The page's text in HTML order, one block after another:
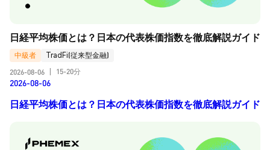
日経平均株価とは？日本の代表株価指数を徹底解説ガイド
中級者
TradFi(従来型金融)
2026-08-06
15-20分
2026-08-06
日経平均株価とは？日本の代表株価指数を徹底解説ガイド